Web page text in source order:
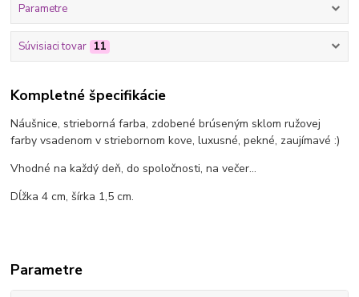
Parametre
Súvisiaci tovar 11
Kompletné špecifikácie
Náušnice, strieborná farba, zdobené brúseným sklom ružovej
farby vsadenom v striebornom kove, luxusné, pekné, zaujímavé :)
Vhodné na každý deň, do spoločnosti, na večer...
Dĺžka 4 cm, šírka 1,5 cm.
Parametre